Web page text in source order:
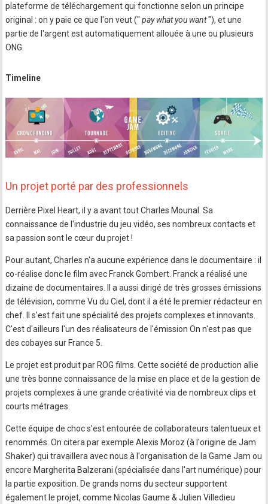
plateforme de téléchargement qui fonctionne selon un principe
original : on y paie ce que l'on veut (" pay what you want"), et une
partie de l'argent est automatiquement allouée à une ou plusieurs
ONG.
Timeline
Un projet porté par des professionnels
Derrière Pixel Heart, il y a avant tout Charles Mounal. Sa
connaissance de l'industrie du jeu vidéo, ses nombreux contacts et
sa passion sont le cœur du projet !
Pour autant, Charles n'a aucune expérience dans le documentaire : il
co-réalise donc le film avec Franck Gombert. Franck a réalisé une
dizaine de documentaires. Il a aussi dirigé de très grosses émissions
de télévision, comme Vu du Ciel, dont il a été le premier rédacteur en
chef. Il s'est fait une spécialité des projets complexes et innovants.
C'est d'ailleurs l'un des réalisateurs de l'émission On n'est pas que
des cobayes sur France 5.
Le projet est produit par ROG films. Cette société de production allie
une très bonne connaissance de la mise en place et de la gestion de
projets complexes à une grande créativité via de nombreux clips et
courts métrages.
Cette équipe de choc s'est entourée de collaborateurs talentueux et
renommés. On citera par exemple Alexis Moroz (à l'origine de Jam
Shaker) qui travaillera avec nous à l'organisation de la Game Jam ou
encore Margherita Balzerani (spécialisée dans l'art numérique) pour
la partie exposition. De grands noms du secteur supportent
également le projet, comme Nicolas Gaume & Julien Villedieu